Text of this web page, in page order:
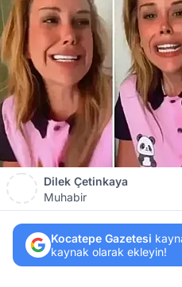
Dilek Çetinkaya
Muhabir
Kocatepe Gazetesi
kaynak olarak ekleyin!